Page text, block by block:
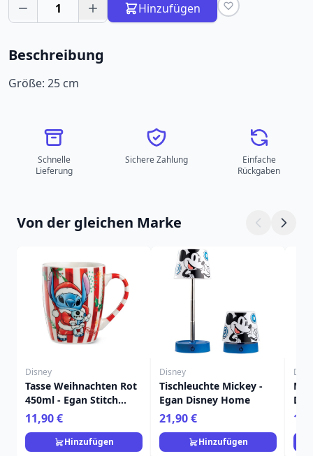
1 Hinzufügen
Beschreibung
Größe: 25 cm
Schnelle
Lieferung
Sichere Zahlung
Einfache
Rückgaben
Von der gleichen Marke
Disney
Tasse Weihnachten Rot
450ml - Egan Stitch
Home
11,90 €
Hinzufügen
Disney
Tischleuchte Mickey -
Egan Disney Home
21,90 €
Hinzufügen